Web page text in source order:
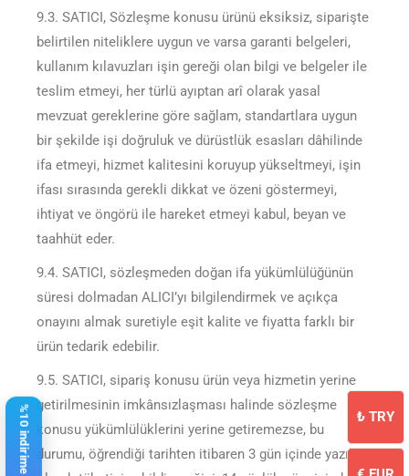
9.3. SATICI, Sözleşme konusu ürünü eksiksiz, siparişte
belirtilen niteliklere uygun ve varsa garanti belgeleri,
kullanım kılavuzları işin gereği olan bilgi ve belgeler ile
teslim etmeyi, her türlü ayıptan arî olarak yasal
mevzuat gereklerine göre sağlam, standartlara uygun
bir şekilde işi doğruluk ve dürüstlük esasları dâhilinde
ifa etmeyi, hizmet kalitesini koruyup yükseltmeyi, işin
ifası sırasında gerekli dikkat ve özeni göstermeyi,
ihtiyat ve öngörü ile hareket etmeyi kabul, beyan ve
taahhüt eder.
9.4. SATICI, sözleşmeden doğan ifa yükümlülüğünün
süresi dolmadan ALICI’yı bilgilendirmek ve açıkça
onayını almak suretiyle eşit kalite ve fiyatta farklı bir
ürün tedarik edebilir.
9.5. SATICI, sipariş konusu ürün veya hizmetin yerine
getirilmesinin imkânsızlaşması halinde sözleşme
konusu yükümlülüklerini yerine getiremezse, bu
durumu, öğrendiği tarihten itibaren 3 gün içinde yazılı
₺ TRY